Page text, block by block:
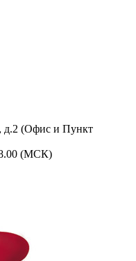
д.2 (Офис и Пункт
(МСК)